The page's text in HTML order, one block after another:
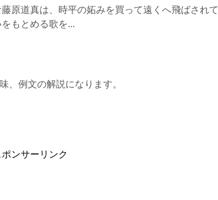
原道真は、時平の妬みを買って遠くへ飛ばされて
もとめる歌を...
、例文の解説になります。
ポンサーリンク